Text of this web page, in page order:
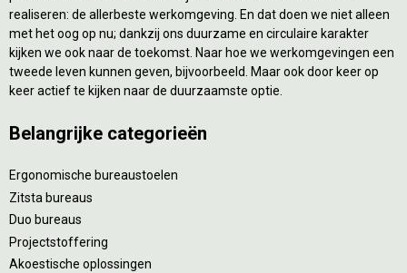
realiseren: de allerbeste werkomgeving. En dat doen we niet alleen
met het oog op nu; dankzij ons duurzame en circulaire karakter
kijken we ook naar de toekomst. Naar hoe we werkomgevingen een
tweede leven kunnen geven, bijvoorbeeld. Maar ook door keer op
keer actief te kijken naar de duurzaamste optie.
Belangrijke categorieën
Ergonomische bureaustoelen
Zitsta bureaus
Duo bureaus
Projectstoffering
Akoestische oplossingen